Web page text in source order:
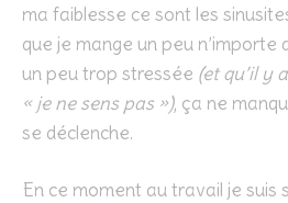
ma faiblesse ce sont les
que je mange un peu n’importe
un peu trop stressée (et qu’il y
« je ne sens pas »), ça ne
se déclenche.
En ce moment au travail je suis